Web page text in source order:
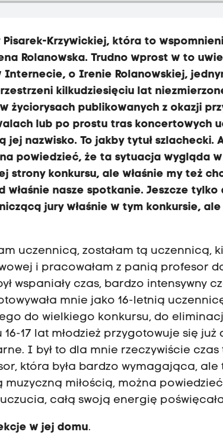
Krzywickiej, która to
Rolanowska. Trudno wprost w to
Internecie, o Irenie Rolanowskiej,
kilkudziesięciu lat
życiorysach publikowanych z okazji
lub po prostu tras koncertowych
jej nazwisko. To jakby tytuł szlachecki.
powiedzieć, że ta sytuacja wygląda
strony konkursu, ale właśnie my też
nasze spotkanie. Jeszcze tylko
jury właśnie w tym konkursie,
uczennicą, zostałam tą uczennicą,
i pracowałam z panią profesor
wspaniały czas, bardzo intensywny
mnie jako 16-letnią
do wielkiego konkursu, do
17 lat młodzież przygotowuje się
I był to dla mnie rzeczywiście
która była bardzo wymagająca, ale
miłością, można
całą swoją energię
w jej domu.